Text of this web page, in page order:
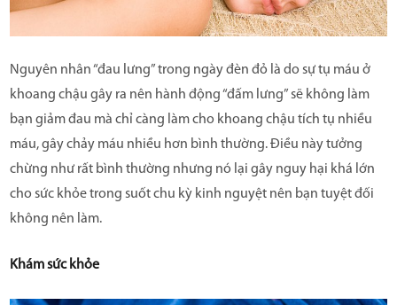
Nguyên nhân “đau lưng” trong ngày đèn đỏ là do sự tụ máu ở
khoang chậu gây ra nên hành động “đấm lưng” sẽ không làm
bạn giảm đau mà chỉ càng làm cho khoang chậu tích tụ nhiều
máu, gây chảy máu nhiều hơn bình thường. Điều này tưởng
chừng như rất bình thường nhưng nó lại gây nguy hại khá lớn
cho sức khỏe trong suốt chu kỳ kinh nguyệt nên bạn tuyệt đối
không nên làm.
Khám sức khỏe